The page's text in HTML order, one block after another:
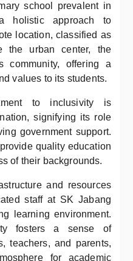
school prevalent in
holistic approach to
location, classified as
the urban center, the
community, offering a
values to its students.
to inclusivity is
signifying its role
government support.
quality education
of their backgrounds.
and resources
staff at SK Jabang
learning environment.
fosters a sense of
teachers, and parents,
for academic